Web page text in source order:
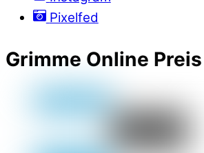
Pixelfed
Grimme Online